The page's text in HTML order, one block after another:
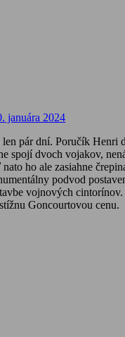
januára 2024
pár dní. Poručík
spojí dvoch vojakov,
ho ale zasiahne
podvod
vojnových
Goncourtovou cenu.